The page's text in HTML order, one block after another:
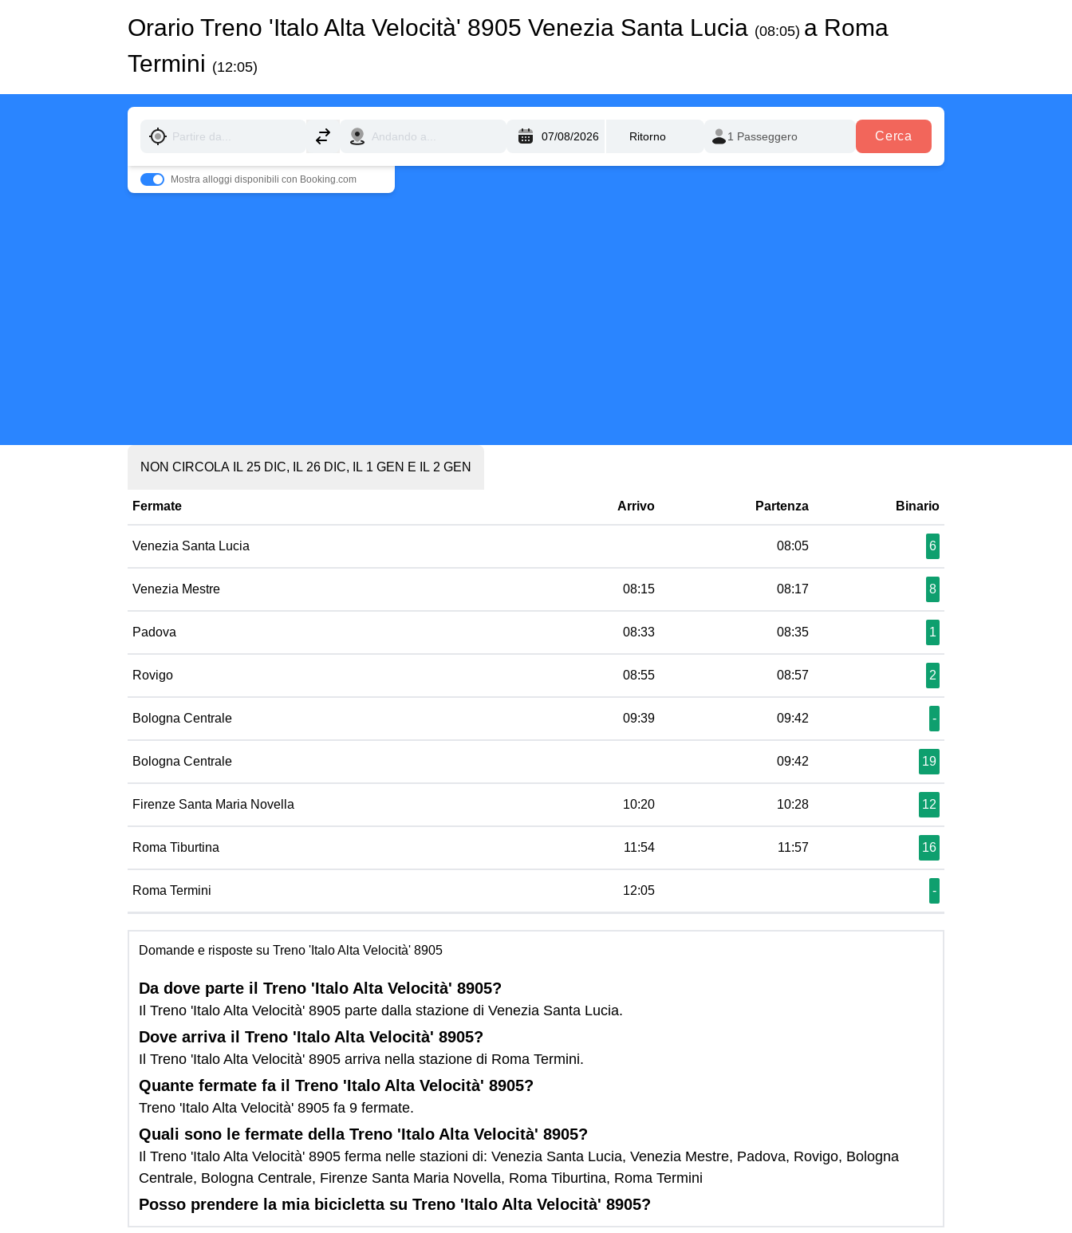
Orario Treno 'Italo Alta Velocità' 8905 Venezia Santa Lucia (08:05) a Roma
Termini (12:05)
Cerca
Mostra alloggi disponibili con Booking.com
NON CIRCOLA IL 25 DIC, IL 26 DIC, IL 1 GEN E IL 2 GEN
Fermate Arrivo Partenza Binario
Venezia Santa Lucia 08:05 6
Venezia Mestre 08:15 08:17 8
Padova 08:33 08:35 1
Rovigo 08:55 08:57 2
Bologna Centrale 09:39 09:42 -
Bologna Centrale 09:42 19
Firenze Santa Maria Novella 10:20 10:28 12
Roma Tiburtina 11:54 11:57 16
Roma Termini 12:05 -
Domande e risposte su Treno 'Italo Alta Velocità' 8905
Da dove parte il Treno 'Italo Alta Velocità' 8905?
Il Treno 'Italo Alta Velocità' 8905 parte dalla stazione di Venezia Santa Lucia.
Dove arriva il Treno 'Italo Alta Velocità' 8905?
Il Treno 'Italo Alta Velocità' 8905 arriva nella stazione di Roma Termini.
Quante fermate fa il Treno 'Italo Alta Velocità' 8905?
Treno 'Italo Alta Velocità' 8905 fa 9 fermate.
Quali sono le fermate della Treno 'Italo Alta Velocità' 8905?
Il Treno 'Italo Alta Velocità' 8905 ferma nelle stazioni di: Venezia Santa Lucia, Venezia Mestre, Padova, Rovigo, Bologna
Centrale, Bologna Centrale, Firenze Santa Maria Novella, Roma Tiburtina, Roma Termini
Posso prendere la mia bicicletta su Treno 'Italo Alta Velocità' 8905?